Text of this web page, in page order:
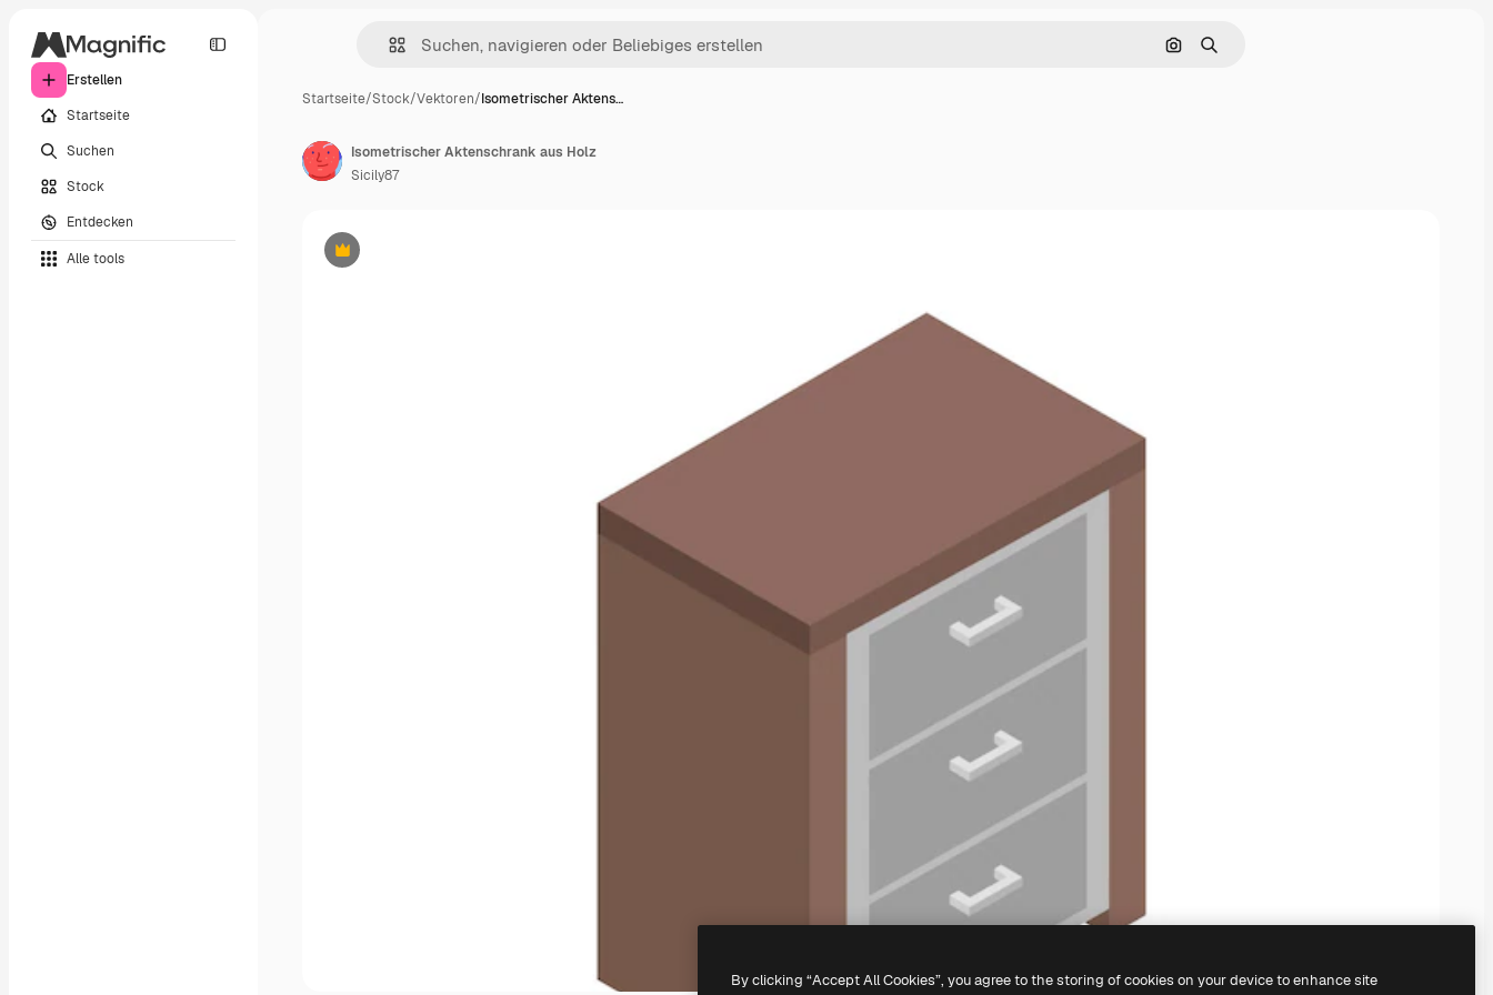
Erstellen
Startseite
Suchen
Stock
Entdecken
Alle tools
Nach Bild suchen
Suchen
Startseite/Stock/Vektoren/Isometrischer Aktens…
Premium
Isometrischer Aktenschrank aus Holz
Sicily87
By clicking “Accept All Cookies”, you agree to the storing of cookies on your device to enhance site